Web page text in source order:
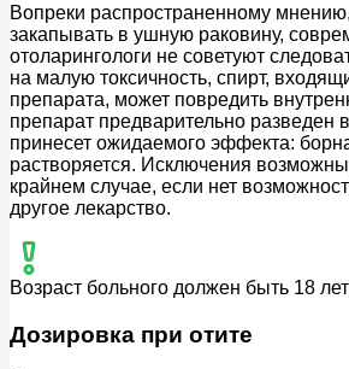
Вопреки распространенному
закапывать в ушную раковину,
отоларингологи не советуют
на малую токсичность, спирт,
препарата, может повредить
препарат предварительно разведен
принесет ожидаемого эффекта:
растворяется. Исключения
крайнем случае, если нет
другое лекарство.
Возраст больного должен быть 18
Дозировка при отите